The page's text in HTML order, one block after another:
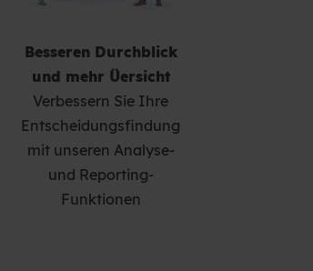
Besseren Durchblick
und mehr Üersicht
Verbessern Sie Ihre
Entscheidungsfindung
mit unseren Analyse-
und Reporting-
Funktionen